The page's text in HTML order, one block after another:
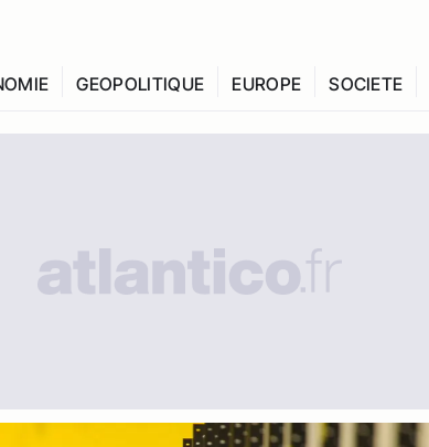
GEOPOLITIQUE EUROPE SOCIETE